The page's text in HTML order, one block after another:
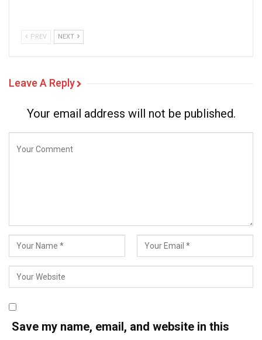
PREV NEXT
Leave A Reply
Your email address will not be published.
Save my name, email, and website in this